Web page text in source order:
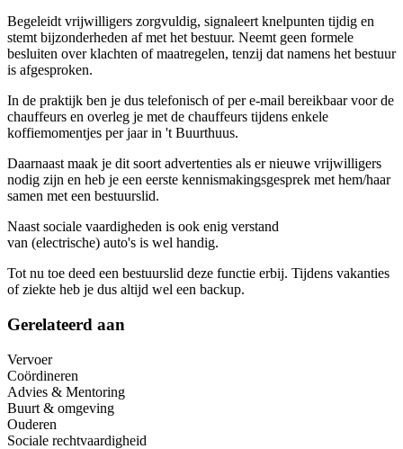
Begeleidt vrijwilligers zorgvuldig, signaleert knelpunten tijdig en
stemt bijzonderheden af met het bestuur. Neemt geen formele
besluiten over klachten of maatregelen, tenzij dat namens het bestuur
is afgesproken.
In de praktijk ben je dus telefonisch of per e-mail bereikbaar voor de
chauffeurs en overleg je met de chauffeurs tijdens enkele
koffiemomentjes per jaar in 't Buurthuus.
Daarnaast maak je dit soort advertenties als er nieuwe vrijwilligers
nodig zijn en heb je een eerste kennismakingsgesprek met hem/haar
samen met een bestuurslid.
Naast sociale vaardigheden is ook enig verstand
van (electrische) auto's is wel handig.
Tot nu toe deed een bestuurslid deze functie erbij. Tijdens vakanties
of ziekte heb je dus altijd wel een backup.
Gerelateerd aan
Vervoer
Coördineren
Advies & Mentoring
Buurt & omgeving
Ouderen
Sociale rechtvaardigheid